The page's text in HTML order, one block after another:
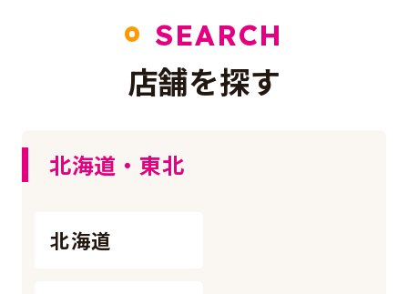
SEARCH
店舗を探す
北海道・東北
北海道